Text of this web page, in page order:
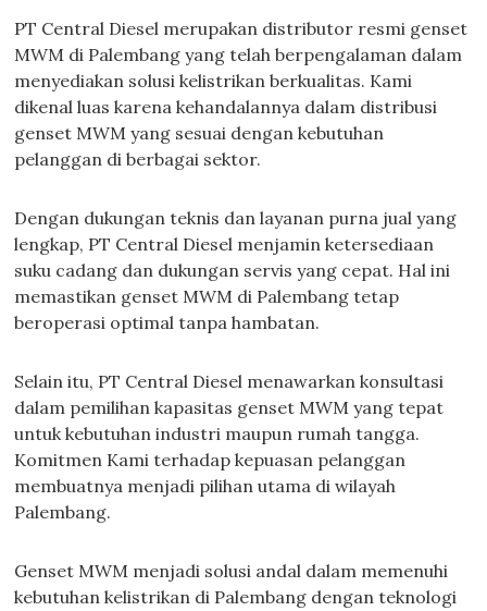
PT Central Diesel merupakan distributor resmi genset
MWM di Palembang yang telah berpengalaman dalam
menyediakan solusi kelistrikan berkualitas. Kami
dikenal luas karena kehandalannya dalam distribusi
genset MWM yang sesuai dengan kebutuhan
pelanggan di berbagai sektor.
Dengan dukungan teknis dan layanan purna jual yang
lengkap, PT Central Diesel menjamin ketersediaan
suku cadang dan dukungan servis yang cepat. Hal ini
memastikan genset MWM di Palembang tetap
beroperasi optimal tanpa hambatan.
Selain itu, PT Central Diesel menawarkan konsultasi
dalam pemilihan kapasitas genset MWM yang tepat
untuk kebutuhan industri maupun rumah tangga.
Komitmen Kami terhadap kepuasan pelanggan
membuatnya menjadi pilihan utama di wilayah
Palembang.
Genset MWM menjadi solusi andal dalam memenuhi
kebutuhan kelistrikan di Palembang dengan teknologi